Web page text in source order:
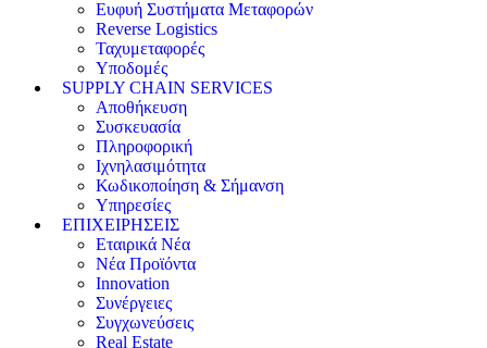
Ευφυή Συστήματα Μεταφορών
Reverse Logistics
Ταχυμεταφορές
Υποδομές
SUPPLY CHAIN SERVICES
Αποθήκευση
Συσκευασία
Πληροφορική
Ιχνηλασιμότητα
Κωδικοποίηση & Σήμανση
Υπηρεσίες
ΕΠΙΧΕΙΡΗΣΕΙΣ
Εταιρικά Νέα
Νέα Προϊόντα
Innovation
Συνέργειες
Συγχωνεύσεις
Real Estate